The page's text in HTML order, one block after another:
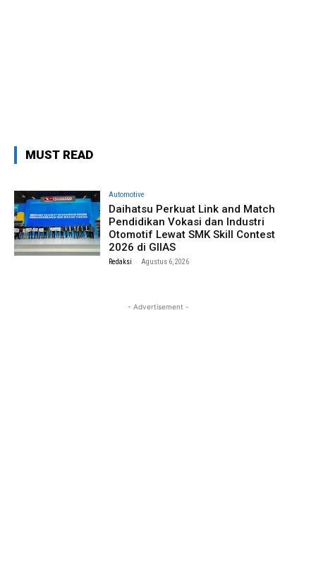
MUST READ
Automotive
Daihatsu Perkuat Link and Match
Pendidikan Vokasi dan Industri
Otomotif Lewat SMK Skill Contest
2026 di GIIAS
Redaksi - Agustus 6, 2026
- Advertisement -